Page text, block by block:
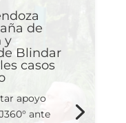
de
y
Blindar
casos
apoyo
ante